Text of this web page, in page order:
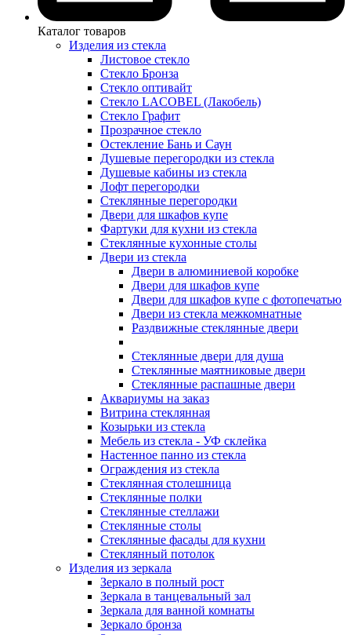
Каталог товаров
Изделия из стекла
Листовое стекло
Стекло Бронза
Стекло оптивайт
Стекло LACOBEL (Лакобель)
Стекло Графит
Прозрачное стекло
Остекление Бань и Саун
Душевые перегородки из стекла
Душевые кабины из стекла
Лофт перегородки
Стеклянные перегородки
Двери для шкафов купе
Фартуки для кухни из стекла
Стеклянные кухонные столы
Двери из стекла
Двери в алюминиевой коробке
Двери для шкафов купе
Двери для шкафов купе с фотопечатью
Двери из стекла межкомнатные
Раздвижные стеклянные двери
Стеклянные двери для душа
Стеклянные маятниковые двери
Стеклянные распашные двери
Аквариумы на заказ
Витрина стеклянная
Козырьки из стекла
Мебель из стекла - УФ склейка
Настенное панно из стекла
Ограждения из стекла
Стеклянная столешница
Стеклянные полки
Стеклянные стеллажи
Стеклянные столы
Стеклянные фасады для кухни
Стеклянный потолок
Изделия из зеркала
Зеркало в полный рост
Зеркала в танцевальный зал
Зеркала для ванной комнаты
Зеркало бронза